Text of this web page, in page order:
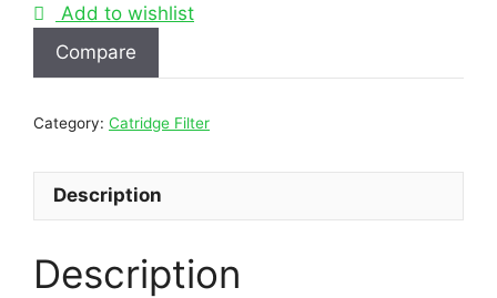
Add to wishlist
Compare
Category: Catridge Filter
Description
Description